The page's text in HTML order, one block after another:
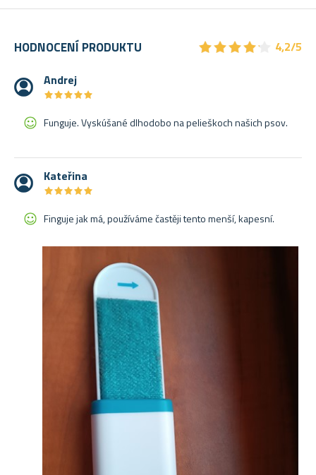
HODNOCENÍ PRODUKTU ★★★★★
★★★★★
4,2/5
Andrej
★★★★★
★★★★★
Funguje. Vyskúšané dlhodobo na pelieškoch našich psov.
Kateřina
★★★★★
★★★★★
Finguje jak má, používáme častěji tento menší, kapesní.